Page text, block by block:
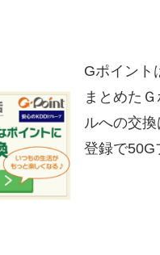
Gポイント
まとめた
ルへの交
登録で50G